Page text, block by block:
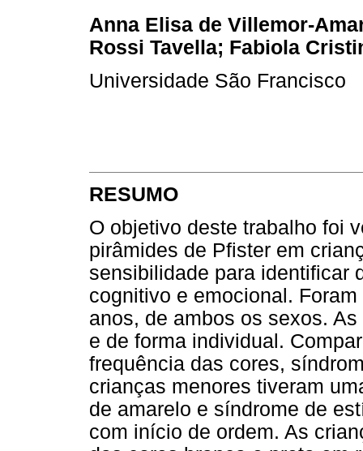
Anna Elisa de Villemor-
Rossi Tavella; Fabiola
Universidade São Francisco
RESUMO
O objetivo deste trabalho foi
pirâmides de Pfister em
sensibilidade para identificar
cognitivo e emocional.
anos, de ambos os sexos.
e de forma individual.
frequência das cores,
crianças menores tiveram
de amarelo e síndrome de
com início de ordem. As